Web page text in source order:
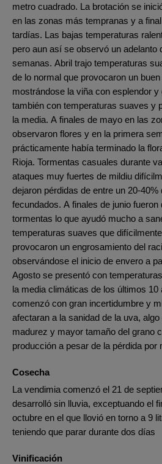
metro cuadrado. La brotación se
en las zonas más tempranas y a
tardías. Las bajas temperaturas
pero aun así se observó un adelanto
semanas. Abril trajo temperaturas
de lo normal que provocaron un
mostrándose la viña con esplendor
también con temperaturas suaves y
la media. A finales de mayo en las
observaron flores y en la primera semana de junio
prácticamente había terminado la
Rioja. Tormentas casuales durante
ataques muy fuertes de mildiu
dejaron pérdidas de entre un 20-
fecundados. A finales de junio fueron
tormentas lo que ayudó mucho a
temperaturas suaves que
provocaron un engrosamiento del
observándose el inicio de envero a
Agosto se presentó con
la media climáticas de los últimos 10
comenzó con gran incertidumbre y
afectaran a la sanidad de la uva,
madurez y mayor tamaño del grano
producción a pesar de la pérdida por
Cosecha
La vendimia comenzó el 21 de
desarrolló sin lluvia, exceptuando el
octubre en el que llovió en torno a 9
teniendo que parar durante dos días
Vinificación